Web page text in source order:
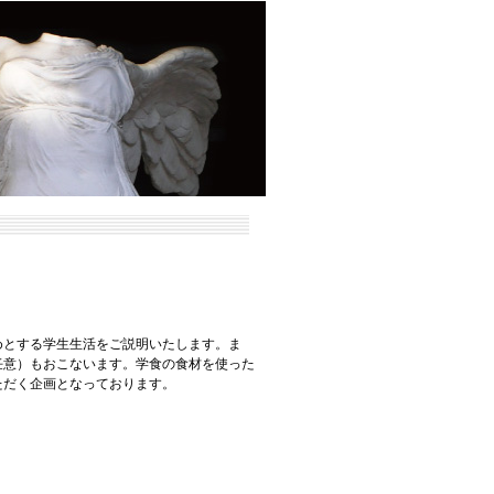
する学生生活をご説明いたします。ま
）もおこないます。学食の食材を使った
く企画となっております。